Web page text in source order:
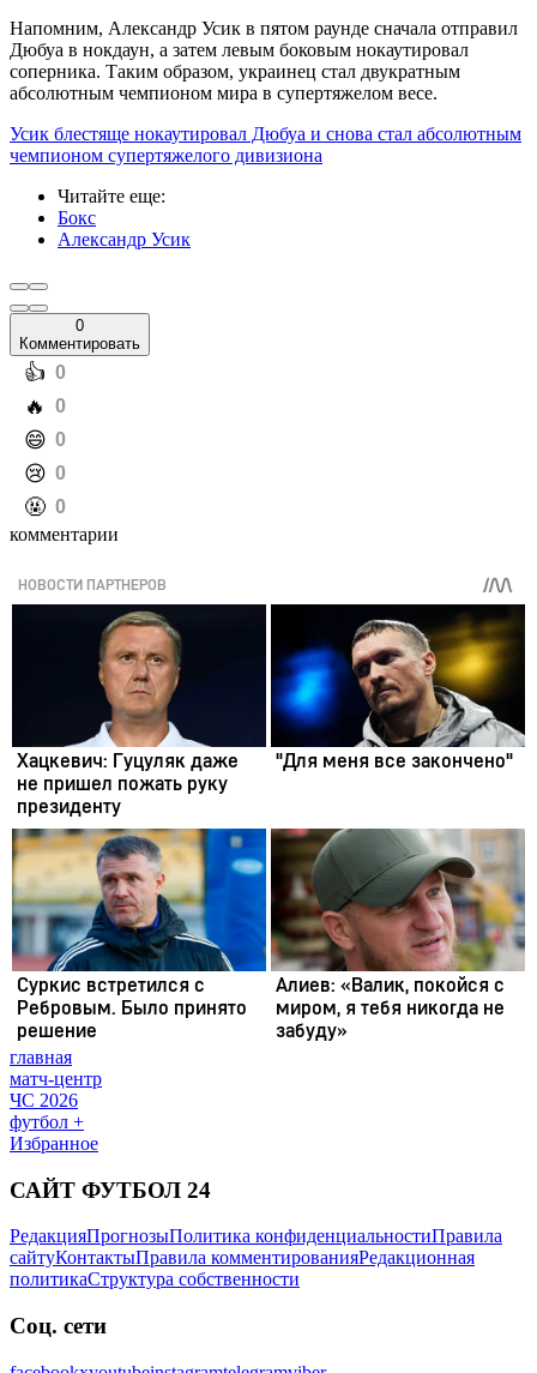
Напомним, Александр Усик в пятом раунде сначала отправил
Дюбуа в нокдаун, а затем левым боковым нокаутировал
соперника. Таким образом, украинец стал двукратным
абсолютным чемпионом мира в супертяжелом весе.
Усик блестяще нокаутировал Дюбуа и снова стал абсолютным
чемпионом супертяжелого дивизиона
Читайте еще:
Бокс
Александр Усик
0
Комментировать
️👍 0
️🔥 0
️😄 0
️😢 0
️🤬 0
комментарии
главная
матч-центр
ЧС 2026
футбол +
Избранное
САЙТ ФУТБОЛ 24
РедакцияПрогнозыПолитика конфиденциальностиПравила
сайтуКонтактыПравила комментированияРедакционная
политикаСтруктура собственности
Соц. сети